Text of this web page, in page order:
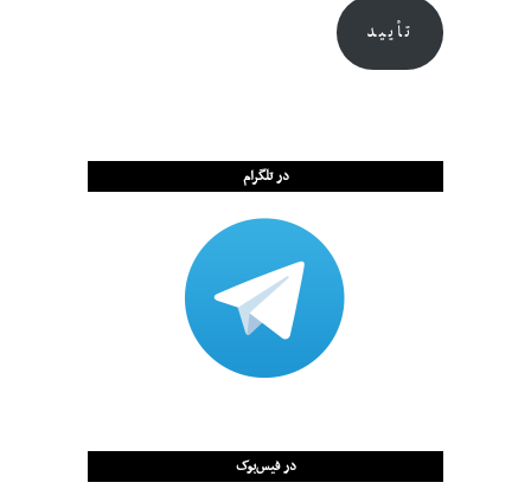
تأیید
در تلگرام
در فیس‌بوک